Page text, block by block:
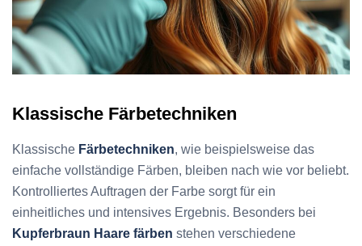
Klassische Färbetechniken
Klassische Färbetechniken, wie beispielsweise das
einfache vollständige Färben, bleiben nach wie vor beliebt.
Kontrolliertes Auftragen der Farbe sorgt für ein
einheitliches und intensives Ergebnis. Besonders bei
Kupferbraun Haare färben stehen verschiedene